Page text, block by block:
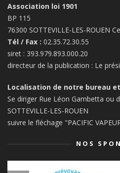
Association loi 1901
BP 115
76300 SOTTEVILLE-LES-ROUEN
Tél / Fax : 02.35.72.30.55
siret : 393.979.893.000.20
directeur de la publication : Le
Localisation de notre bureau
Se diriger Rue Léon Gambetta ou
SOTTEVILLE-LES-ROUEN
suivre le fléchage "PACIFIC
NOS